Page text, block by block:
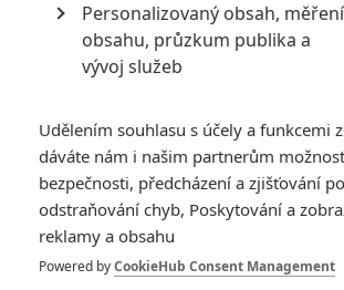
3ČLÁNEK | 01.08.2026 16:40
Marvel nečekaně zrušil již schválené pokračování
1 ČLÁNEK | 30.07.2026 20:14
Děti krve a kostí: Regulérní trailer představuje
dobrodružství s vůní Afriky
1ČLÁNEK | 30.07.2026 12:31
Spider-Man: Zbrusu nový den – Podle recenzí
překvapivě emotivní a osobní film
Personalizovaný obsah, měření
obsahu, průzkum publika a
vývoj služeb
Udělením souhlasu s účely a funkcemi
dáváte nám i našim partnerům
bezpečnosti, předcházení a zjišťování
odstraňování chyb, Poskytování a
reklamy a obsahu
Powered byCookieHub Consent Management